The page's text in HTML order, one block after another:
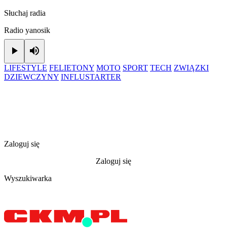
Słuchaj radia
Radio yanosik
Play
LIFESTYLE FELIETONY MOTO SPORT TECH ZWIĄZKI
DZIEWCZYNY INFLUSTARTER
Zaloguj się
Zaloguj się
Wyszukiwarka